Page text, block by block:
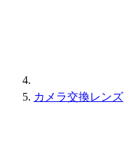
カメラ交換レンズ